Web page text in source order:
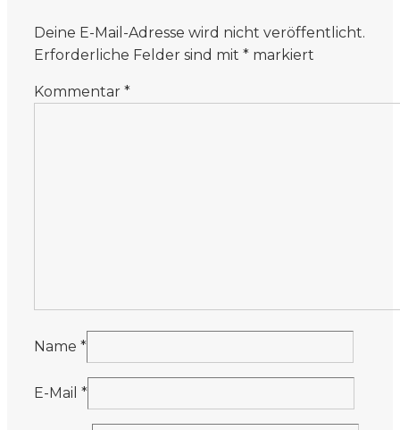
Deine E-Mail-Adresse wird nicht veröffentlicht.
Erforderliche Felder sind mit * markiert
Kommentar *
Name *
E-Mail *